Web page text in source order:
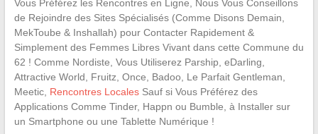
Vous Préférez les Rencontres en Ligne, Nous Vous Conseillons
de Rejoindre des Sites Spécialisés (Comme Disons Demain,
MekToube & Inshallah) pour Contacter Rapidement &
Simplement des Femmes Libres Vivant dans cette Commune du
62 ! Comme Nordiste, Vous Utiliserez Parship, eDarling,
Attractive World, Fruitz, Once, Badoo, Le Parfait Gentleman,
Meetic, Rencontres LocalesSauf si Vous Préférez des
Applications Comme Tinder, Happn ou Bumble, à Installer sur
un Smartphone ou une Tablette Numérique !